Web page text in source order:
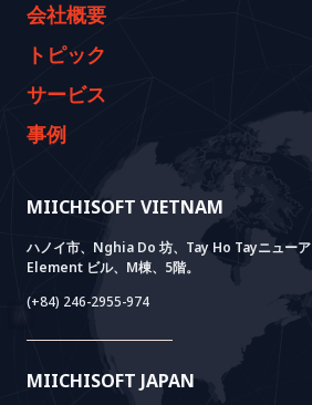
MIICHISOFT VIETNAM
ハノイ市、Nghia Do 坊、Tay Ho Tayニュー
Element ビル、M棟、5階。
(+84) 246-2955-974
MIICHISOFT JAPAN
会社概要
会社概要
代表のメッセージ
沿革
価値観
トピック
イベント & ウェビナー
資料室
ニュース
FAQ
サービス
AI CO-CREATION
AI PoC開発
Core Lab
System Lab
Power Lab
Cloud Lab
AI+ SOLUTIONS
AI+ Products
Meet AI+
AI+ Package
RAG Package
VIETNAM BRIDGE
BOTモデル
法人設立支援
事例
実績
お客様の声